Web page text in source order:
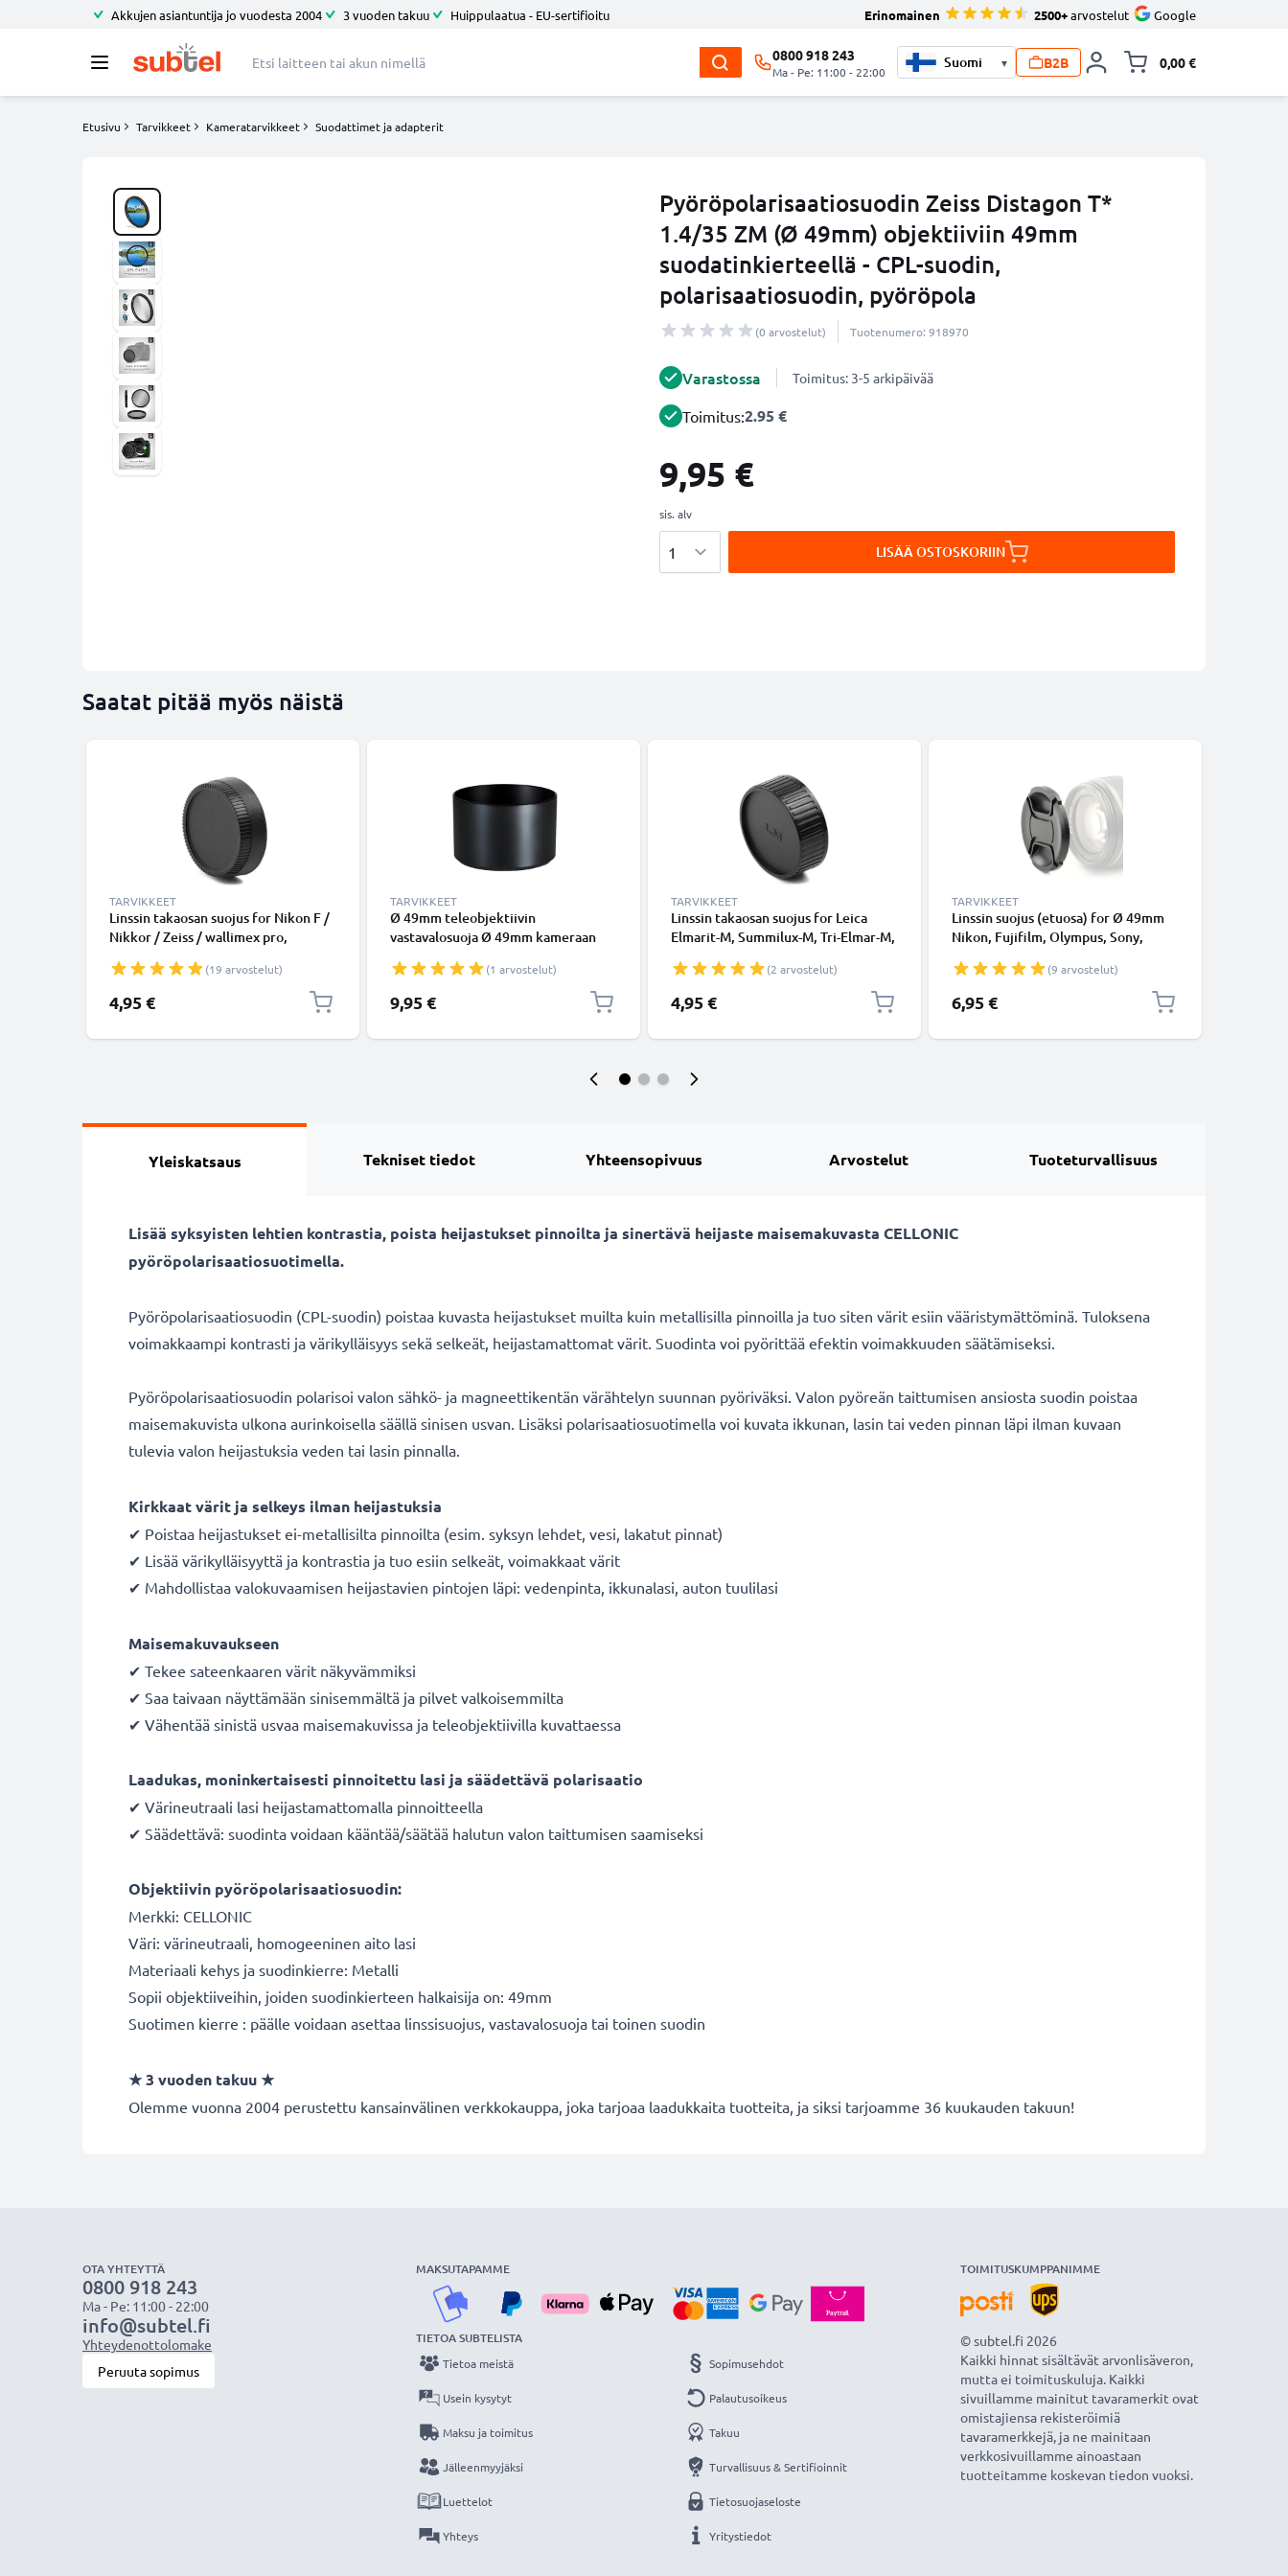
Akkujen asiantuntija jo vuodesta 2004 3 vuoden takuu Huippulaatua - EU-sertifioitu Erinomainen 2500+arvostelut Google
0800 918 243
Ma - Pe: 11:00 - 22:00
▾ B2B 0,00 €
Etusivu Tarvikkeet Kameratarvikkeet Suodattimet ja adapterit
Pyöröpolarisaatiosuodin Zeiss Distagon T*
1.4/35 ZM (Ø 49mm) objektiiviin 49mm
suodatinkierteellä - CPL-suodin,
polarisaatiosuodin, pyöröpola
(0 arvostelut) Tuotenumero: 918970
Varastossa Toimitus: 3-5 arkipäivää
Toimitus:2.95 €
9,95 €
sis. alv
LISÄÄ OSTOSKORIIN
Saatat pitää myös näistä
TARVIKKEET
Linssin takaosan suojus for Nikon F /
Nikkor / Zeiss / wallimex pro,
Nikon F Mount (AF-S, AF-P, AI)
(19 arvostelut)
4,95 €
TARVIKKEET
Ø 49mm teleobjektiivin
vastavalosuoja Ø 49mm kameraan
suodinkierteeseen kiinnitettävä
pyöreä vastavalosuoja tuotemerkiltä
CELLONIC
(1 arvostelut)
9,95 €
TARVIKKEET
Linssin takaosan suojus for Leica
Elmarit-M, Summilux-M, Tri-Elmar-M,
Apo-Summicron-M, Noctilux-M,
Bajonettikiinnitys Suojus, Kansi Leica
M Mount
(2 arvostelut)
4,95 €
TARVIKKEET
Linssin suojus (etuosa) for Ø 49mm
Nikon, Fujifilm, Olympus, Sony,
ALC-F49S), Snap On: Inside handle /
Central Pinch Suojus Kansi
(9 arvostelut)
6,95 €
Yleiskatsaus Tekniset tiedot Yhteensopivuus Arvostelut Tuoteturvallisuus
Lisää syksyisten lehtien kontrastia, poista heijastukset pinnoilta ja sinertävä heijaste maisemakuvasta CELLONIC
pyöröpolarisaatiosuotimella.
Pyöröpolarisaatiosuodin (CPL-suodin) poistaa kuvasta heijastukset muilta kuin metallisilla pinnoilla ja tuo siten värit esiin vääristymättöminä. Tuloksena
voimakkaampi kontrasti ja värikylläisyys sekä selkeät, heijastamattomat värit. Suodinta voi pyörittää efektin voimakkuuden säätämiseksi.
Pyöröpolarisaatiosuodin polarisoi valon sähkö- ja magneettikentän värähtelyn suunnan pyöriväksi. Valon pyöreän taittumisen ansiosta suodin poistaa
maisemakuvista ulkona aurinkoisella säällä sinisen usvan. Lisäksi polarisaatiosuotimella voi kuvata ikkunan, lasin tai veden pinnan läpi ilman kuvaan
tulevia valon heijastuksia veden tai lasin pinnalla.
Kirkkaat värit ja selkeys ilman heijastuksia
✔ Poistaa heijastukset ei-metallisilta pinnoilta (esim. syksyn lehdet, vesi, lakatut pinnat)
✔ Lisää värikylläisyyttä ja kontrastia ja tuo esiin selkeät, voimakkaat värit
✔ Mahdollistaa valokuvaamisen heijastavien pintojen läpi: vedenpinta, ikkunalasi, auton tuulilasi
Maisemakuvaukseen
✔ Tekee sateenkaaren värit näkyvämmiksi
✔ Saa taivaan näyttämään sinisemmältä ja pilvet valkoisemmilta
✔ Vähentää sinistä usvaa maisemakuvissa ja teleobjektiivilla kuvattaessa
Laadukas, moninkertaisesti pinnoitettu lasi ja säädettävä polarisaatio
✔ Värineutraali lasi heijastamattomalla pinnoitteella
✔ Säädettävä: suodinta voidaan kääntää/säätää halutun valon taittumisen saamiseksi
Objektiivin pyöröpolarisaatiosuodin:
Merkki: CELLONIC
Väri: värineutraali, homogeeninen aito lasi
Materiaali kehys ja suodinkierre: Metalli
Sopii objektiiveihin, joiden suodinkierteen halkaisija on: 49mm
Suotimen kierre : päälle voidaan asettaa linssisuojus, vastavalosuoja tai toinen suodin
★ 3 vuoden takuu ★
Olemme vuonna 2004 perustettu kansainvälinen verkkokauppa, joka tarjoaa laadukkaita tuotteita, ja siksi tarjoamme 36 kuukauden takuun!
OTA YHTEYTTÄ
0800 918 243
Ma - Pe: 11:00 - 22:00
info@subtel.fi
Yhteydenottolomake
Peruuta sopimus
MAKSUTAPAMME
TIETOA SUBTELISTA
Tietoa meistä
Usein kysytyt
Maksu ja toimitus
Jälleenmyyjäksi
Luettelot
Yhteys
Sopimusehdot
Palautusoikeus
Takuu
Turvallisuus & Sertifioinnit
Tietosuojaseloste
Yritystiedot
TOIMITUSKUMPPANIMME
© subtel.fi 2026
Kaikki hinnat sisältävät arvonlisäveron,
mutta ei toimituskuluja. Kaikki
sivuillamme mainitut tavaramerkit ovat
omistajiensa rekisteröimiä
tavaramerkkejä, ja ne mainitaan
verkkosivuillamme ainoastaan
tuotteitamme koskevan tiedon vuoksi.